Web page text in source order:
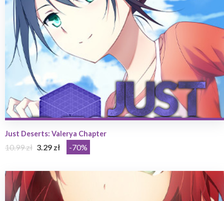
Just Deserts: Valerya Chapter
10.99 zł 3.29 zł -70%